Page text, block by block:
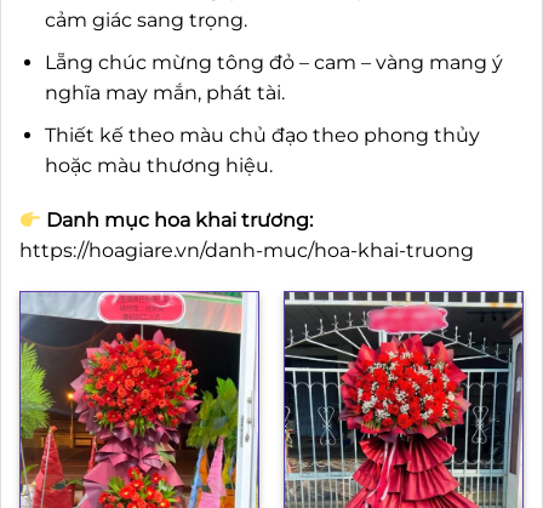
cảm giác sang trọng.
Lẵng chúc mừng tông đỏ – cam – vàng mang ý
nghĩa may mắn, phát tài.
Thiết kế theo màu chủ đạo theo phong thủy
hoặc màu thương hiệu.
Danh mục hoa khai trương:
https://hoagiare.vn/danh-muc/hoa-khai-truong